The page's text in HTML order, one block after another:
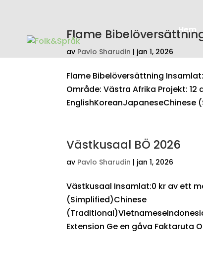
Hem
Flame
av Pavlo Sharudin | jan 1, 2026
Flame Bibelöversättning
Område: Västra Afrika Projekt:
EnglishKoreanJapaneseChinese
Västkusaal BÖ 2026
av Pavlo Sharudin | jan 1, 2026
Västkusaal Insamlat:0 kr av ett
(Simplified)Chinese
Extension Ge en gåva Faktaruta